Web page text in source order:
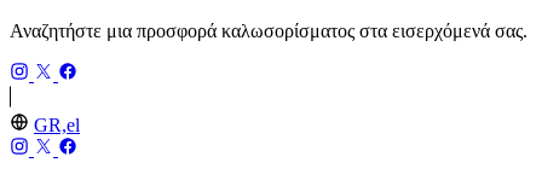
Αναζητήστε μια προσφορά καλωσορίσματος στα εισερχόμενά σας.
GR,el